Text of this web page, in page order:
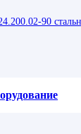
90
24.200.02-90